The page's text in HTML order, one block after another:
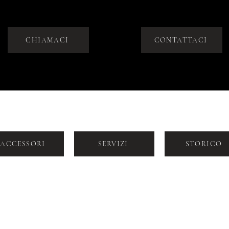
CHIAMACI CONTATTACI
ACCESSORI SERVIZI STORICO